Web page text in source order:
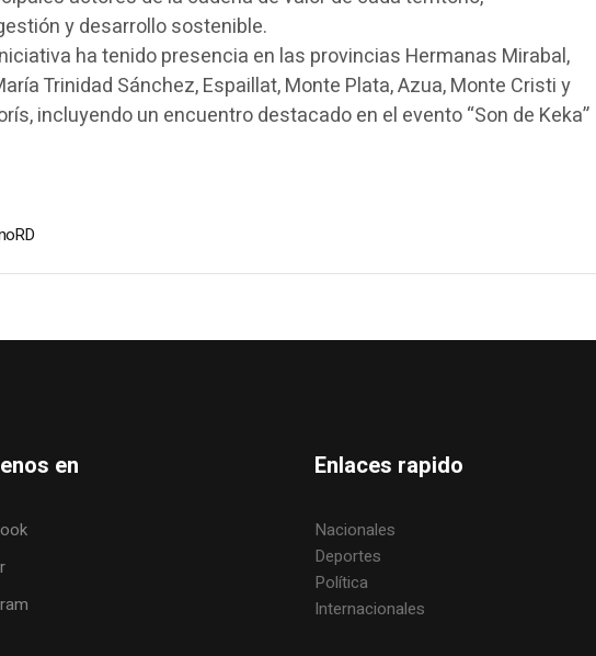
y desarrollo sostenible.
ha tenido presencia en las provincias Hermanas Mirabal,
Trinidad Sánchez, Espaillat, Monte Plata, Azua, Monte Cristi y
incluyendo un encuentro destacado en el evento “Son de Keka”
en Enlaces rapido
Nacionales
Deportes
Política
Internacionales